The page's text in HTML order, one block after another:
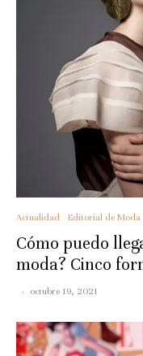
Actualidad Editorial de Moda
Cómo puedo
moda? Cinco
· octubre 19, 2021